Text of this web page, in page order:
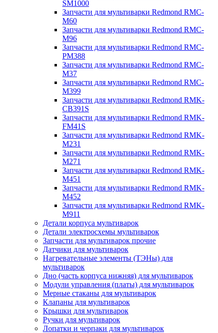
SM1000
Запчасти для мультиварки Redmond RMC-
M60
Запчасти для мультиварки Redmond RMC-
M96
Запчасти для мультиварки Redmond RMC-
PM388
Запчасти для мультиварки Redmond RMC-
M37
Запчасти для мультиварки Redmond RMC-
M399
Запчасти для мультиварки Redmond RMK-
CB391S
Запчасти для мультиварки Redmond RMK-
FM41S
Запчасти для мультиварки Redmond RMK-
M231
Запчасти для мультиварки Redmond RMK-
M271
Запчасти для мультиварки Redmond RMK-
M451
Запчасти для мультиварки Redmond RMK-
M452
Запчасти для мультиварки Redmond RMK-
M911
Детали корпуса мультиварок
Детали электросхемы мультиварок
Запчасти для мультиварок прочие
Датчики для мультиварок
Нагревательные элементы (ТЭНы) для
мультиварок
Дно (часть корпуса нижняя) для мультиварок
Модули управления (платы) для мультиварок
Мерные стаканы для мультиварок
Клапаны для мультиварок
Крышки для мультиварок
Ручки для мультиварок
Лопатки и черпаки для мультиварок